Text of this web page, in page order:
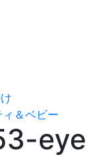
＆ベビー
eye